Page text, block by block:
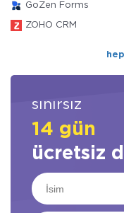
GoZen Forms
ZOHO CRM
sınırsız
14 gün
ücretsiz